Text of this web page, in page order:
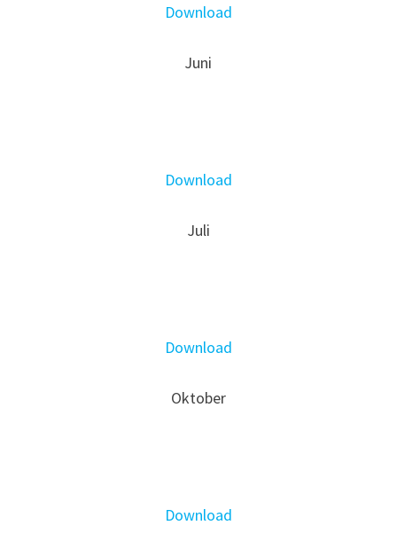
Download
Juni
Download
Juli
Download
Oktober
Download